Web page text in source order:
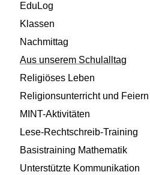
EduLog
Klassen
Nachmittag
Aus unserem Schulalltag
Religiöses Leben
Religionsunterricht und
MINT-Aktivitäten
Lese-Rechtschreib-Training
Basistraining Mathematik
Unterstützte Kommunikation